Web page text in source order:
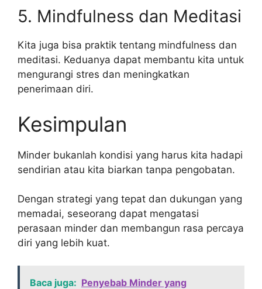
5. Mindfulness dan Meditasi
Kita juga bisa praktik tentang mindfulness dan
meditasi. Keduanya dapat membantu kita untuk
mengurangi stres dan meningkatkan
penerimaan diri.
Kesimpulan
Minder bukanlah kondisi yang harus kita hadapi
sendirian atau kita biarkan tanpa pengobatan.
Dengan strategi yang tepat dan dukungan yang
memadai, seseorang dapat mengatasi
perasaan minder dan membangun rasa percaya
diri yang lebih kuat.
Baca juga: Penyebab Minder yang